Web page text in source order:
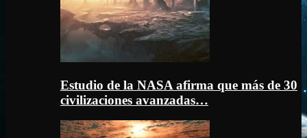
Estudio de la NASA afirma que más de 30
civilizaciones avanzadas…